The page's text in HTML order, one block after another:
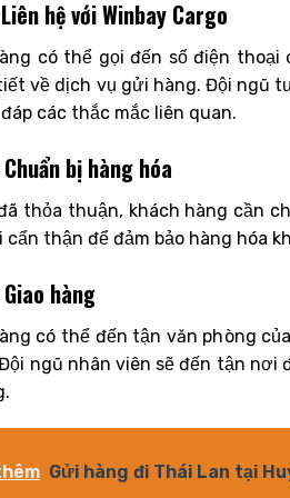
hệ với Winbay Cargo
có thể gọi đến số điện
về dịch vụ gửi hàng. Đội ngũ
các thắc mắc liên quan.
bị hàng hóa
thỏa thuận, khách hàng cần
cẩn thận để đảm bảo hàng hóa
hàng
có thể đến tận văn phòng
ngũ nhân viên sẽ đến tận
Gửi hàng đi Thái Lan tại